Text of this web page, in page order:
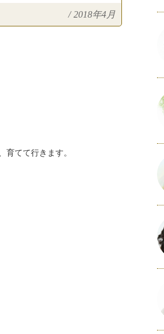
/ 2018年4月
てて行きます。